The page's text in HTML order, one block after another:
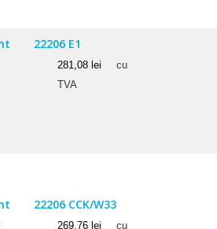
22206 E1
281,08 lei
cu
TVA
22206 CCK/W33
269,76 lei
cu